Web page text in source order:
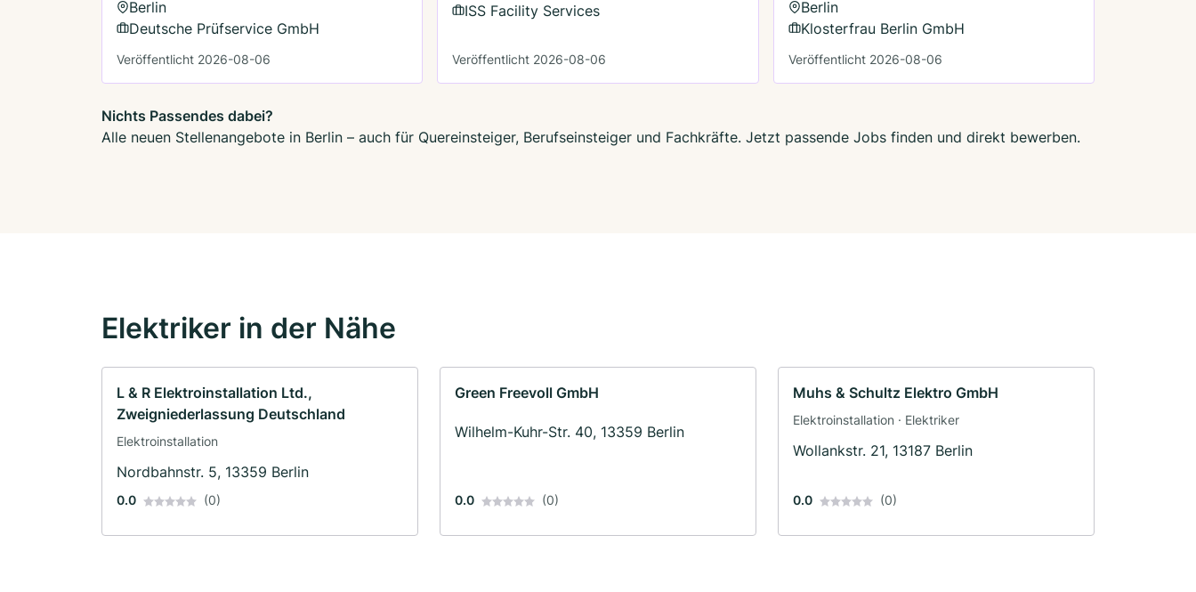
Berlin
Deutsche Prüfservice GmbH
Veröffentlicht 2026-08-06
ISS Facility Services
Veröffentlicht 2026-08-06
Berlin
Klosterfrau Berlin GmbH
Veröffentlicht 2026-08-06
Nichts Passendes dabei?
Alle neuen Stellenangebote in Berlin – auch für Quereinsteiger, Berufseinsteiger und Fachkräfte. Jetzt passende Jobs finden und direkt bewerben.
Elektriker in der Nähe
L & R Elektroinstallation Ltd.,
Zweigniederlassung Deutschland
Elektroinstallation
Nordbahnstr. 5, 13359 Berlin
0.0 (0)
Green Freevoll GmbH
Wilhelm-Kuhr-Str. 40, 13359 Berlin
0.0 (0)
Muhs & Schultz Elektro GmbH
Elektroinstallation · Elektriker
Wollankstr. 21, 13187 Berlin
0.0 (0)